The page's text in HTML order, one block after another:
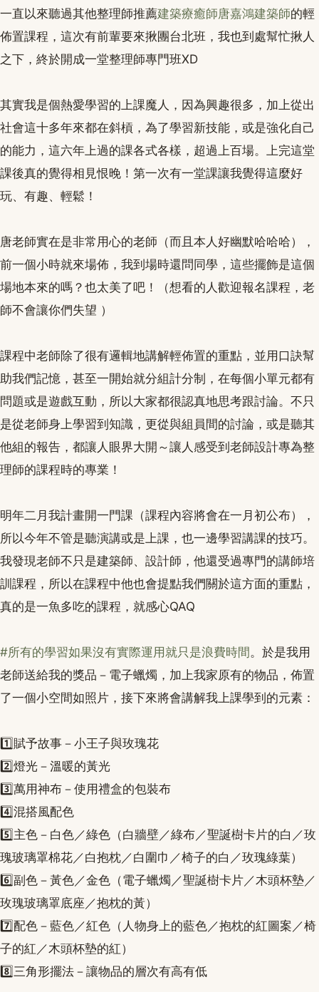
一直以來聽過其他整理師推薦建築療癒師唐嘉鴻建築師的輕
佈置課程，這次有前輩要來揪團台北班，我也到處幫忙揪人
之下，終於開成一堂整理師專門班XD
其實我是個熱愛學習的上課魔人，因為興趣很多，加上從出
社會這十多年來都在斜槓，為了學習新技能，或是強化自己
的能力，這六年上過的課各式各樣，超過上百場。上完這堂
課後真的覺得相見恨晚！第一次有一堂課讓我覺得這麼好
玩、有趣、輕鬆！
唐老師實在是非常用心的老師（而且本人好幽默哈哈哈），
前一個小時就來場佈，我到場時還問同學，這些擺飾是這個
場地本來的嗎？也太美了吧！（想看的人歡迎報名課程，老
師不會讓你們失望 ）
課程中老師除了很有邏輯地講解輕佈置的重點，並用口訣幫
助我們記憶，甚至一開始就分組計分制，在每個小單元都有
問題或是遊戲互動，所以大家都很認真地思考跟討論。不只
是從老師身上學習到知識，更從與組員間的討論，或是聽其
他組的報告，都讓人眼界大開～讓人感受到老師設計專為整
理師的課程時的專業！
明年二月我計畫開一門課（課程內容將會在一月初公布），
所以今年不管是聽演講或是上課，也一邊學習講課的技巧。
我發現老師不只是建築師、設計師，他還受過專門的講師培
訓課程，所以在課程中他也會提點我們關於這方面的重點，
真的是一魚多吃的課程，就感心QAQ
#所有的學習如果沒有實際運用就只是浪費時間。於是我用
老師送給我的獎品－電子蠟燭，加上我家原有的物品，佈置
了一個小空間如照片，接下來將會講解我上課學到的元素：
1️⃣賦予故事－小王子與玫瑰花
2️⃣燈光－溫暖的黃光
3️⃣萬用神布－使用禮盒的包裝布
4️⃣混搭風配色
5️⃣主色－白色／綠色（白牆壁／綠布／聖誕樹卡片的白／玫
瑰玻璃罩棉花／白抱枕／白圍巾／椅子的白／玫瑰綠葉）
6️⃣副色－黃色／金色（電子蠟燭／聖誕樹卡片／木頭杯墊／
玫瑰玻璃罩底座／抱枕的黃）
7️⃣配色－藍色／紅色（人物身上的藍色／抱枕的紅圖案／椅
子的紅／木頭杯墊的紅）
8️⃣三角形擺法－讓物品的層次有高有低